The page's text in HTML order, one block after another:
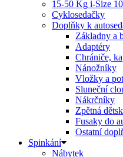
15-50 Kg i-Size
Cyklosedačky
Doplňky k
Základny a
Adaptéry
Chrániče,
Nánožníky
Vložky a
Sluneční
Nákrčníky
Zpětná
Fusaky do
Ostatní
Spinkání
Nábytek